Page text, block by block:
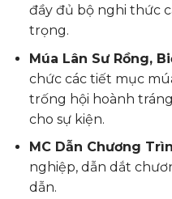
đầy đủ bộ nghi thức
trọng.
Múa Lân Sư Rồng,
chức các tiết mục
trống hội hoành
cho sự kiện.
MC Dẫn Chương
nghiệp, dẫn dắt
dẫn.